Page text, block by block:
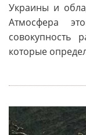
Украины и
Атмосфера
совокупность
которые